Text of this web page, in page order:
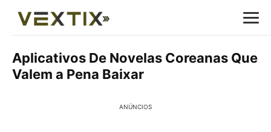
Aplicativos De Novelas Coreanas Que
Valem a Pena Baixar
ANÚNCIOS